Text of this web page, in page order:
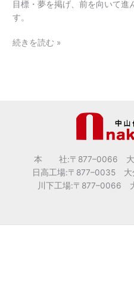
目標・夢を掲げ、前を向いて進
す。
続きを読む »
本 社:〒877–0066 大
日高工場:〒877–0035 大
川下工場:〒877–0066 大